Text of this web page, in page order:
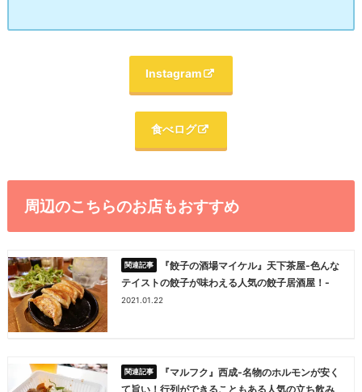
Instagram
食べログ
周辺のこちらのお店もおすすめ
『餃子の酒場マイケル』天下茶屋-色んな
テイストの餃子が味わえる人気の餃子居酒屋！-
2021.01.22
『マルフク』西成-名物のホルモンが安く
て旨い！行列ができることもある人気の立ち飲み